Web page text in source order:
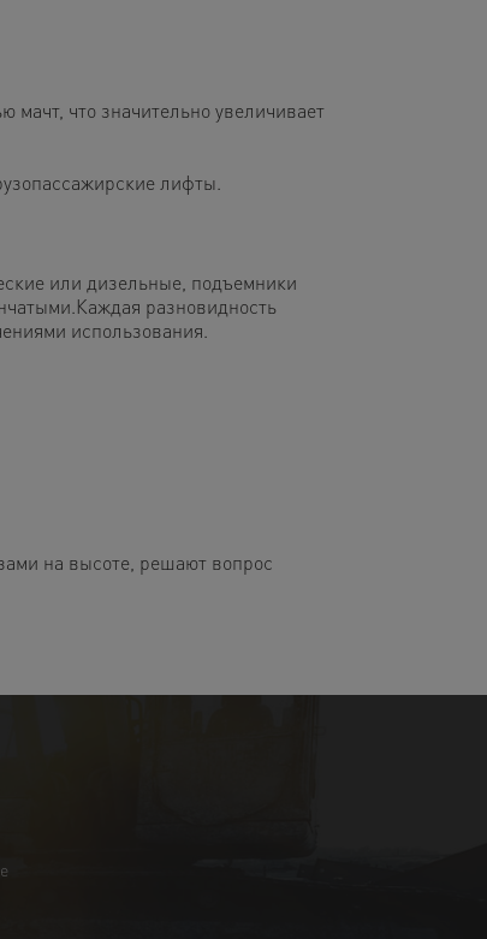
мачт, что значительно увеличивает
лифты.
или дизельные, подъемники
Каждая разновидность
использования.
на высоте, решают вопрос